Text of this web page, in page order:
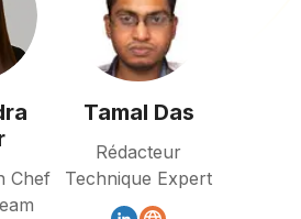
Chef
Tamal Das
Rédacteur
Technique Expert